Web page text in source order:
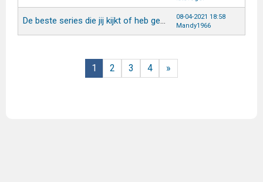
De beste series die jij kijkt of heb gekeken?
08-04-2021 18:58
Mandy1966
1 2 3 4 »